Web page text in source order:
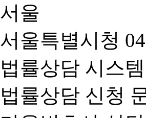
서울특별시청
법률상담 시스
법률상담 신청